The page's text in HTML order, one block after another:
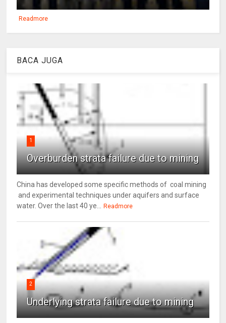
Readmore
BACA JUGA
1
Overburden strata failure due to mining
China has developed some specific methods of coal mining
and experimental techniques under aquifers and surface
water. Over the last 40 ye...
Readmore
2
Underlying strata failure due to mining